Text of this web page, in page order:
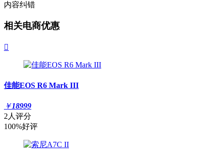
内容纠错
相关电商优惠

佳能EOS R6 Mark III
￥18999
2人评分
100%好评